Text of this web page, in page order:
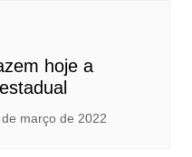
hoje a
março de 2022